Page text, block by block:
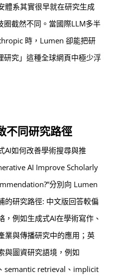
體系其實很早就在研究生成
圈截然不同。當國際LLM多半
時，Lumen 卻能把研
研究」這種全球網頁中極少浮
不同研究路徑
AI如何改善學術搜尋與推
AI Improve Scholarly
分別向 Lumen
的研究路徑: 中文版回答較偏
例如生成式AI在學術寫作、
業與傳播研究中的應用；英
與圖資研究語境，例如
semantic retrieval、implicit